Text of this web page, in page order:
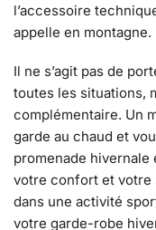
l’accessoire
appelle en montagne.
Il ne s’agit pas de
toutes les situations,
complémentaire. Un
garde au chaud et
promenade hivernale
votre confort et votre
dans une activité
votre garde-robe